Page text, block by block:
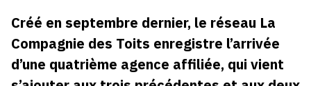
Créé en septembre dernier, le réseau La
Compagnie des Toits enregistre l’arrivée
d’une quatrième agence affiliée, qui vient